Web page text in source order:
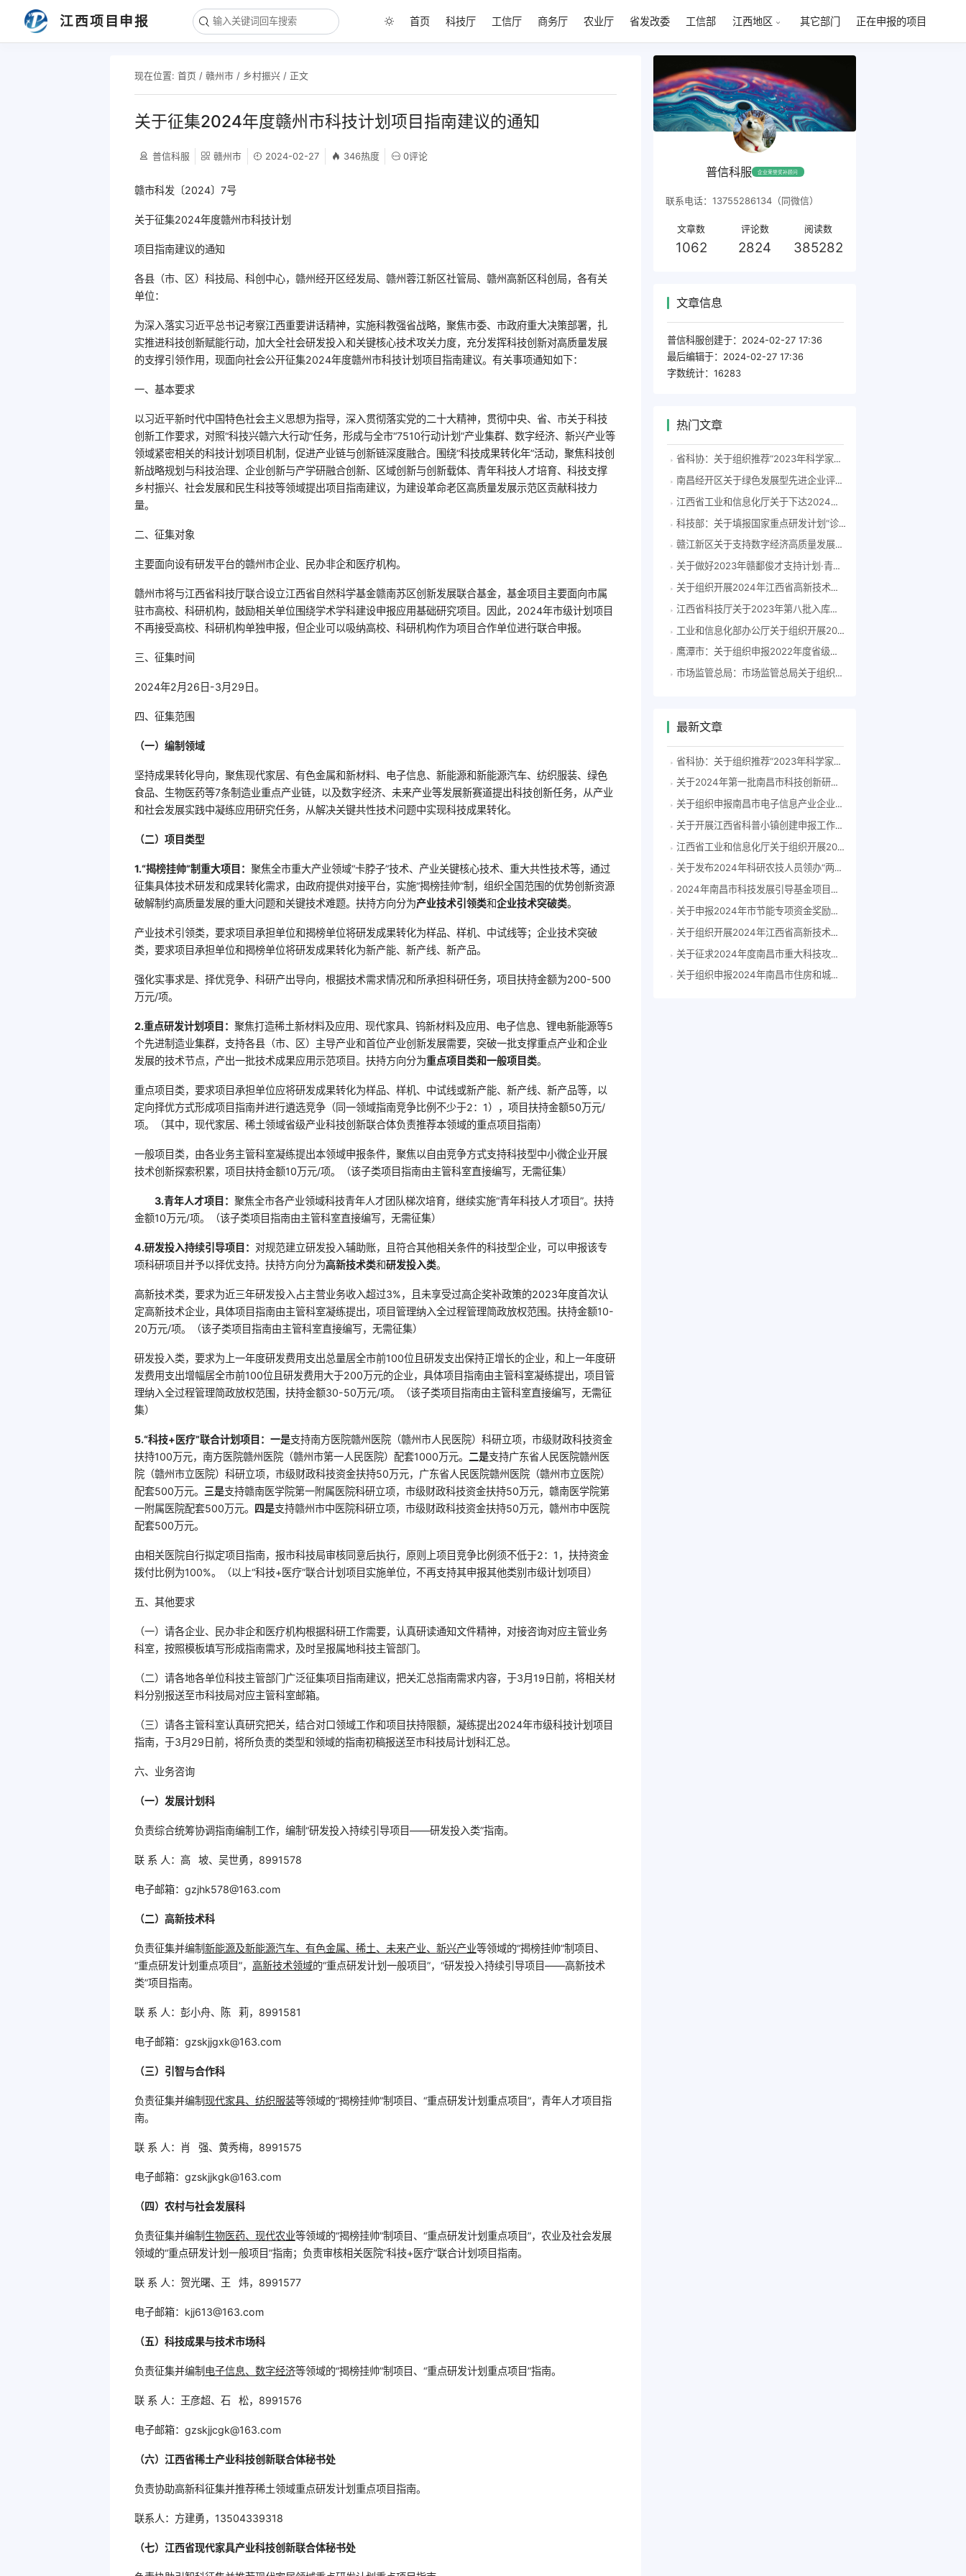
江西项目申报 首页 科技厅 工信厅 商务厅 农业厅 省发改委 工信部 江西地区 其它部门 正在申报的项目
现在位置: 首页 / 赣州市/ 乡村振兴/ 正文
关于征集2024年度赣州市科技计划项目指南建议的通知
普信科服 赣州市 2024-02-27 346热度 0评论
赣市科发〔2024〕7号
关于征集2024年度赣州市科技计划
项目指南建议的通知
各县（市、区）科技局、科创中心，赣州经开区经发局、赣州蓉江新区社管局、赣州高新区科创局，各有关
单位：
为深入落实习近平总书记考察江西重要讲话精神，实施科教强省战略，聚焦市委、市政府重大决策部署，扎
实推进科技创新赋能行动，加大全社会研发投入和关键核心技术攻关力度，充分发挥科技创新对高质量发展
的支撑引领作用，现面向社会公开征集2024年度赣州市科技计划项目指南建议。有关事项通知如下：
一、基本要求
以习近平新时代中国特色社会主义思想为指导，深入贯彻落实党的二十大精神，贯彻中央、省、市关于科技
创新工作要求，对照“科技兴赣六大行动”任务，形成与全市“7510行动计划”产业集群、数字经济、新兴产业等
领域紧密相关的科技计划项目机制，促进产业链与创新链深度融合。围绕“科技成果转化年”活动，聚焦科技创
新战略规划与科技治理、企业创新与产学研融合创新、区域创新与创新载体、青年科技人才培育、科技支撑
乡村振兴、社会发展和民生科技等领域提出项目指南建议，为建设革命老区高质量发展示范区贡献科技力
量。
二、征集对象
主要面向设有研发平台的赣州市企业、民办非企和医疗机构。
赣州市将与江西省科技厅联合设立江西省自然科学基金赣南苏区创新发展联合基金，基金项目主要面向市属
驻市高校、科研机构，鼓励相关单位围绕学术学科建设申报应用基础研究项目。因此，2024年市级计划项目
不再接受高校、科研机构单独申报，但企业可以吸纳高校、科研机构作为项目合作单位进行联合申报。
三、征集时间
2024年2月26日-3月29日。
四、征集范围
（一）编制领域
坚持成果转化导向，聚焦现代家居、有色金属和新材料、电子信息、新能源和新能源汽车、纺织服装、绿色
食品、生物医药等7条制造业重点产业链，以及数字经济、未来产业等发展新赛道提出科技创新任务，从产业
和社会发展实践中凝练应用研究任务，从解决关键共性技术问题中实现科技成果转化。
（二）项目类型
1.“揭榜挂帅”制重大项目： 聚焦全市重大产业领域“卡脖子”技术、产业关键核心技术、重大共性技术等，通过
征集具体技术研发和成果转化需求，由政府提供对接平台，实施“揭榜挂帅”制，组织全国范围的优势创新资源
破解制约高质量发展的重大问题和关键技术难题。扶持方向分为产业技术引领类和企业技术突破类。
产业技术引领类，要求项目承担单位和揭榜单位将研发成果转化为样品、样机、中试线等；企业技术突破
类，要求项目承担单位和揭榜单位将研发成果转化为新产能、新产线、新产品。
强化实事求是、择优竞争、科研产出导向，根据技术需求情况和所承担科研任务，项目扶持金额为200-500
万元/项。
2.重点研发计划项目： 聚焦打造稀土新材料及应用、现代家具、钨新材料及应用、电子信息、锂电新能源等5
个先进制造业集群，支持各县（市、区）主导产业和首位产业创新发展需要，突破一批支撑重点产业和企业
发展的技术节点，产出一批技术成果应用示范项目。扶持方向分为重点项目类和一般项目类。
重点项目类，要求项目承担单位应将研发成果转化为样品、样机、中试线或新产能、新产线、新产品等，以
定向择优方式形成项目指南并进行遴选竞争（同一领域指南竞争比例不少于2：1），项目扶持金额50万元/
项。（其中，现代家居、稀土领域省级产业科技创新联合体负责推荐本领域的重点项目指南）
一般项目类，由各业务主管科室凝练提出本领域申报条件，聚焦以自由竞争方式支持科技型中小微企业开展
技术创新探索积累，项目扶持金额10万元/项。（该子类项目指南由主管科室直接编写，无需征集）
3.青年人才项目： 聚焦全市各产业领域科技青年人才团队梯次培育，继续实施“青年科技人才项目”。扶持
金额10万元/项。（该子类项目指南由主管科室直接编写，无需征集）
4.研发投入持续引导项目： 对规范建立研发投入辅助账，且符合其他相关条件的科技型企业，可以申报该专
项科研项目并予以择优支持。扶持方向分为高新技术类和研发投入类。
高新技术类，要求为近三年研发投入占主营业务收入超过3%，且未享受过高企奖补政策的2023年度首次认
定高新技术企业，具体项目指南由主管科室凝练提出，项目管理纳入全过程管理简政放权范围。扶持金额10-
20万元/项。（该子类项目指南由主管科室直接编写，无需征集）
研发投入类，要求为上一年度研发费用支出总量居全市前100位且研发支出保持正增长的企业，和上一年度研
发费用支出增幅居全市前100位且研发费用大于200万元的企业，具体项目指南由主管科室凝练提出，项目管
理纳入全过程管理简政放权范围，扶持金额30-50万元/项。（该子类项目指南由主管科室直接编写，无需征
集）
5.“科技+医疗”联合计划项目：一是支持南方医院赣州医院（赣州市人民医院）科研立项，市级财政科技资金
扶持100万元，南方医院赣州医院（赣州市第一人民医院）配套1000万元。
二是支持广东省人民医院赣州医
院（赣州市立医院）科研立项，市级财政科技资金扶持50万元，广东省人民医院赣州医院（赣州市立医院）
配套500万元。 三是支持赣南医学院第一附属医院科研立项，市级财政科技资金扶持50万元，赣南医学院第
一附属医院配套500万元。 四是支持赣州市中医院科研立项，市级财政科技资金扶持50万元，赣州市中医院
配套500万元。
由相关医院自行拟定项目指南，报市科技局审核同意后执行，原则上项目竞争比例须不低于2：1，扶持资金
拨付比例为100%。（以上“科技+医疗”联合计划项目实施单位，不再支持其申报其他类别市级计划项目）
五、其他要求
（一）请各企业、民办非企和医疗机构根据科研工作需要，认真研读通知文件精神，对接咨询对应主管业务
科室，按照模板填写形成指南需求，及时呈报属地科技主管部门。
（二）请各地各单位科技主管部门广泛征集项目指南建议，把关汇总指南需求内容，于3月19日前，将相关材
料分别报送至市科技局对应主管科室邮箱。
（三）请各主管科室认真研究把关，结合对口领域工作和项目扶持限额，凝练提出2024年市级科技计划项目
指南，于3月29日前，将所负责的类型和领域的指南初稿报送至市科技局计划科汇总。
六、业务咨询
（一）发展计划科
负责综合统筹协调指南编制工作，编制“研发投入持续引导项目——研发投入类”指南。
联 系 人：高 坡、吴世勇，8991578
电子邮箱：gzjhk578@163.com
（二）高新技术科
负责征集并编制新能源及新能源汽车、有色金属、稀土、未来产业、 新兴产业等领域的“揭榜挂帅”制项目、
“重点研发计划重点项目”， 高新技术领域的“重点研发计划一般项目”，“研发投入持续引导项目——高新技术
类”项目指南。
联 系 人：彭小舟、陈 莉，8991581
电子邮箱：gzskjjgxk@163.com
（三）引智与合作科
负责征集并编制现代家具、纺织服装等领域的“揭榜挂帅”制项目、“重点研发计划重点项目”，青年人才项目指
南。
联 系 人：肖 强、黄秀梅，8991575
电子邮箱：gzskjjkgk@163.com
（四）农村与社会发展科
负责征集并编制 生物医药、现代农业等领域的“揭榜挂帅”制项目、“重点研发计划重点项目”，农业及社会发展
领域的“重点研发计划一般项目”指南；负责审核相关医院“科技+医疗”联合计划项目指南。
联 系 人：贺光曙、王 炜，8991577
电子邮箱：kjj613@163.com
（五）科技成果与技术市场科
负责征集并编制 电子信息、数字经济等领域的“揭榜挂帅”制项目、“重点研发计划重点项目”指南。
联 系 人：王彦超、石 松，8991576
电子邮箱：gzskjjcgk@163.com
（六）江西省稀土产业科技创新联合体秘书处
负责协助高新科征集并推荐稀土领域重点研发计划重点项目指南。
联系人：方建勇，13504339318
（七）江西省现代家具产业科技创新联合体秘书处
普信科服 企业荣誉奖补顾问
联系电话：13755286134（同微信）
文章数
1062
评论数
2824
阅读数
385282
文章信息
普信科服创建于： 2024-02-27 17:36
最后编辑于： 2024-02-27 17:36
字数统计： 16283
热门文章
省科协：关于组织推荐“2023年科学家精神教育基地”申报单位的通知
南昌经开区关于绿色发展型先进企业评选结果的公示
江西省工业和信息化厅关于下达2024年江西省新产品试制计划的通知
科技部：关于填报国家重点研发计划“诊疗装备与生物医用材料”重点专项2023年度项目正式申报书（含预算申报书）的通知
赣江新区关于支持数字经济高质量发展的若干措施
关于做好2023年赣鄱俊才支持计划·青年科技人才托举项目申报推荐工作的通知
关于组织开展2024年江西省高新技术企业认定工作的通知
江西省科技厅关于2023年第八批入库科技型中小企业的公告
工业和信息化部办公厅关于组织开展2023年新一代信息技术典型产品、 应用和服务案例遴选工作的通知
鹰潭市：关于组织申报2022年度省级引导地方科技发展专项资金项目的通知
市场监管总局：市场监管总局关于组织申报第二批全国商业秘密保护创新试点的通知
最新文章
省科协：关于组织推荐“2023年科学家精神教育基地”申报单位的通知
关于2024年第一批南昌市科技创新研发飞地拟认定单位的公示
关于组织申报南昌市电子信息产业企业2023年度研发费用后补助项目的通知(洪科字〔2024〕83号）
关于开展江西省科普小镇创建申报工作的通知
江西省工业和信息化厅关于组织开展2024年度江西省专精特新中小企业认定和复核工作的通知
关于发布2024年科研农技人员领办“两片”擂台赛榜单的通知
2024年南昌市科技发展引导基金项目申报指南
关于申报2024年市节能专项资金奖励补助备选项目的通知
关于组织开展2024年江西省高新技术企业认定工作的通知
关于征求2024年度南昌市重大科技攻关项目指南意见建议的通知（洪科字〔2024〕55号）
关于组织申报2024年南昌市住房和城乡建设科技计划项目的通知